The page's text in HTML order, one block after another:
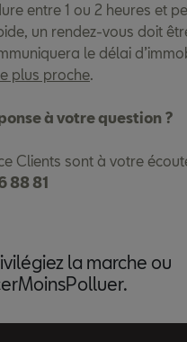
entre 1 ou 2 heures et
un rendez-vous doit
le délai
plus proche.
à votre question ?
Clients sont à votre
88 81
la marche ou